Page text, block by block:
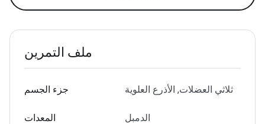
ملف التمرين
جزء الجسم ثلاثي العضلات, الأذرع العلوية
المعدات الدمبل